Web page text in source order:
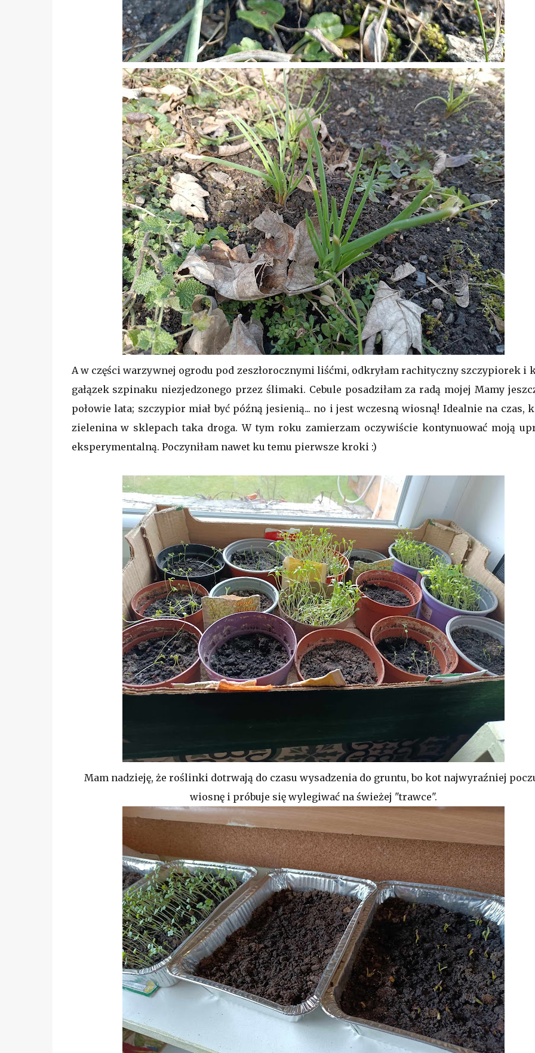
A w części warzywnej ogrodu pod zeszłorocznymi liśćmi, odkryłam rachityczny szczypiorek i
gałązek szpinaku niezjedzonego przez ślimaki. Cebule posadziłam za radą mojej Mamy
połowie lata; szczypior miał być późną jesienią... no i jest wczesną wiosną! Idealnie na czas,
zielenina w sklepach taka droga. W tym roku zamierzam oczywiście kontynuować moją
eksperymentalną. Poczyniłam nawet ku temu pierwsze kroki :)
Mam nadzieję, że roślinki dotrwają do czasu wysadzenia do gruntu, bo kot najwyraźniej
wiosnę i próbuje się wylegiwać na świeżej "trawce".